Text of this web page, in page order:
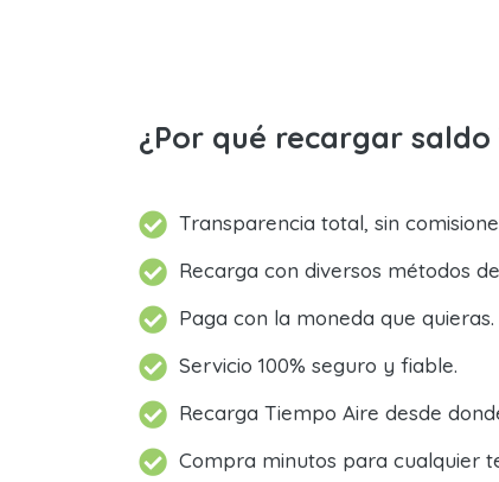
¿Por qué recargar
Transparencia total, sin
Recarga con diversos métodos
Paga con la moneda que quieras.
Servicio 100% seguro y fiable.
Recarga Tiempo Aire desde
Compra minutos para cualquier